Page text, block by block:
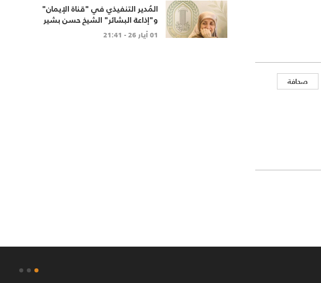
صحافة
المُدير التنفيذي في "قناة الإيمان"
و"إذاعة البشائر" الشيخ حسن بشير
ناعيًا مُديرة "مبّرة السيّدة خديجة
الكبرى" الحاجة عليا كريّم: الحاجة
01 أيار 26 - 21:41